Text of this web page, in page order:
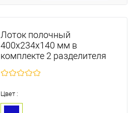
Лоток полочный
400х234х140 мм в
комплекте 2 разделителя
Цвет :